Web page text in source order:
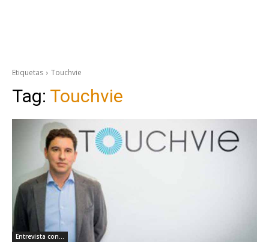
Etiquetas Touchvie
Tag: Touchvie
Entrevista con...